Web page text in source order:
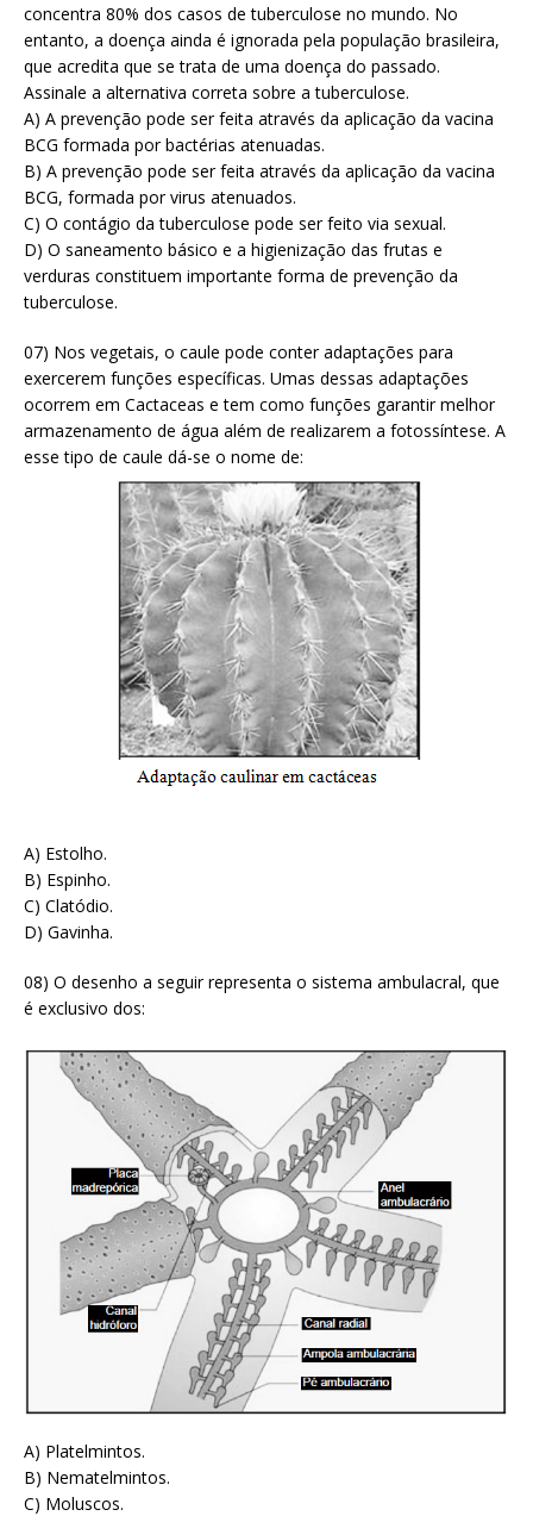
concentra 80% dos casos de tuberculose no mundo. No
entanto, a doença ainda é ignorada pela população brasileira,
que acredita que se trata de uma doença do passado.
Assinale a alternativa correta sobre a tu­berculose.
A) A prevenção pode ser feita através da apli­cação da vacina
BCG formada por bactérias atenuadas.
B) A prevenção pode ser feita através da aplica­ção da vacina
BCG, formada por virus atenu­ados.
C) O contágio da tuberculose pode ser feito via sexual.
D) O saneamento básico e a higienização das frutas e
verduras constituem importante forma de prevenção da
tuberculose.
07) Nos vegetais, o caule pode conter adaptações para
exercerem funções específicas. Umas dessas adaptações
ocorrem em Cactaceas e tem como funções garantir melhor
armazenamento de água além de realizarem a fotossíntese. A
esse tipo de caule dá-se o nome de:
A) Estolho.
B) Espinho.
C) Clatódio.
D) Gavinha.
08) O desenho a seguir representa o sistema ambulacral, que
é exclusivo dos:
A) Platelmintos.
B) Nematelmintos.
C) Moluscos.